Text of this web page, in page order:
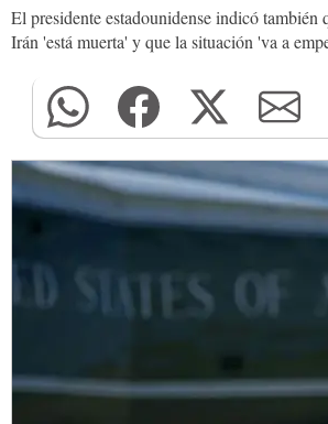
El presidente estadounidense indicó también
Irán 'está muerta' y que la situación 'va a